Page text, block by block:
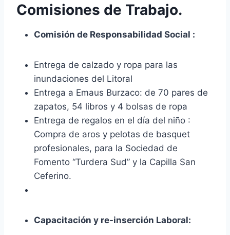
Comisiones de Trabajo.
Comisión de Responsabilidad Social :
Entrega de calzado y ropa para las
inundaciones del Litoral
Entrega a Emaus Burzaco: de 70 pares de
zapatos, 54 libros y 4 bolsas de ropa
Entrega de regalos en el día del niño :
Compra de aros y pelotas de basquet
profesionales, para la Sociedad de
Fomento “Turdera Sud” y la Capilla San
Ceferino.
Capacitación y re-inserción Laboral: